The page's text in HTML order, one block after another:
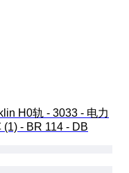
H0轨 - 3033 - 电力
(1) - BR 114 - DB